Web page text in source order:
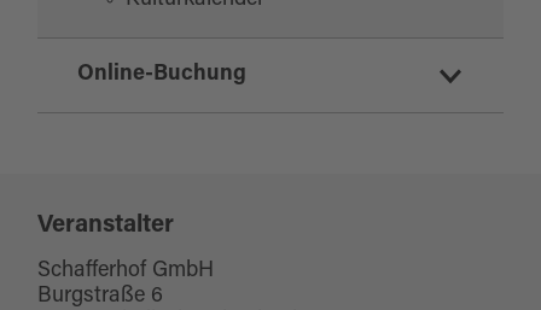
Online-Buchung
Veranstalter
Schafferhof GmbH
Burgstraße 6